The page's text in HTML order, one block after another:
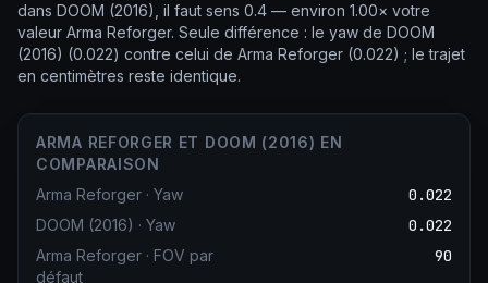
dans DOOM (2016), il faut sens 0.4 — environ 1.00× votre
valeur Arma Reforger. Seule différence : le yaw de DOOM
(2016) (0.022) contre celui de Arma Reforger (0.022) ; le trajet
en centimètres reste identique.
ARMA REFORGER ET DOOM (2016) EN
COMPARAISON
Arma Reforger · Yaw 0.022
DOOM (2016) · Yaw 0.022
Arma Reforger · FOV par
défaut
90